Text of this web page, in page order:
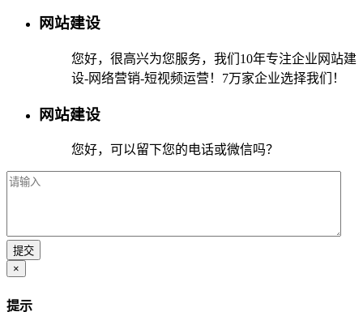
网站建设
您好，很高兴为您服务，我们10年专注企业网站建
设-网络营销-短视频运营！7万家企业选择我们！
网站建设
您好，可以留下您的电话或微信吗？
×
提示